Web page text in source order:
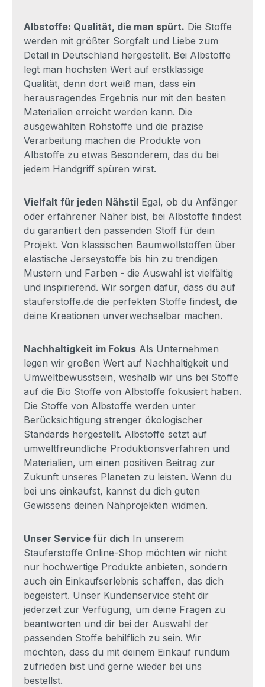
Albstoffe: Qualität, die man spürt. Die Stoffe
werden mit größter Sorgfalt und Liebe zum
Detail in Deutschland hergestellt. Bei Albstoffe
legt man höchsten Wert auf erstklassige
Qualität, denn dort weiß man, dass ein
herausragendes Ergebnis nur mit den besten
Materialien erreicht werden kann. Die
ausgewählten Rohstoffe und die präzise
Verarbeitung machen die Produkte von
Albstoffe zu etwas Besonderem, das du bei
jedem Handgriff spüren wirst.
Vielfalt für jeden Nähstil Egal, ob du Anfänger
oder erfahrener Näher bist, bei Albstoffe findest
du garantiert den passenden Stoff für dein
Projekt. Von klassischen Baumwollstoffen über
elastische Jerseystoffe bis hin zu trendigen
Mustern und Farben - die Auswahl ist vielfältig
und inspirierend. Wir sorgen dafür, dass du auf
stauferstoffe.de die perfekten Stoffe findest, die
deine Kreationen unverwechselbar machen.
Nachhaltigkeit im Fokus Als Unternehmen
legen wir großen Wert auf Nachhaltigkeit und
Umweltbewusstsein, weshalb wir uns bei Stoffe
auf die Bio Stoffe von Albstoffe fokusiert haben.
Die Stoffe von Albstoffe werden unter
Berücksichtigung strenger ökologischer
Standards hergestellt. Albstoffe setzt auf
umweltfreundliche Produktionsverfahren und
Materialien, um einen positiven Beitrag zur
Zukunft unseres Planeten zu leisten. Wenn du
bei uns einkaufst, kannst du dich guten
Gewissens deinen Nähprojekten widmen.
Unser Service für dich In unserem
Stauferstoffe Online-Shop möchten wir nicht
nur hochwertige Produkte anbieten, sondern
auch ein Einkaufserlebnis schaffen, das dich
begeistert. Unser Kundenservice steht dir
jederzeit zur Verfügung, um deine Fragen zu
beantworten und dir bei der Auswahl der
passenden Stoffe behilflich zu sein. Wir
möchten, dass du mit deinem Einkauf rundum
zufrieden bist und gerne wieder bei uns
bestellst.